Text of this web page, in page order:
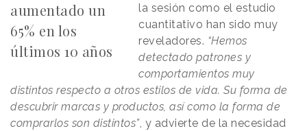
aumentado un
65% en los
últimos 10 años
la sesión como el estudio
cuantitativo han sido muy
reveladores. “Hemos
detectado patrones y
comportamientos muy
distintos respecto a otros estilos de vida. Su forma de
descubrir marcas y productos, así como la forma de
comprarlos son distintos”, y advierte de la necesidad